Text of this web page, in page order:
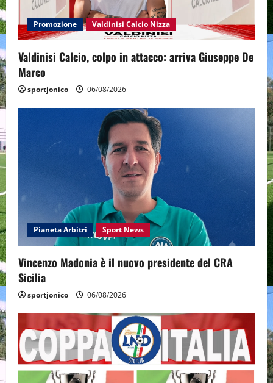
Promozione Valdinisi Calcio Nizza
Valdinisi Calcio, colpo in attacco: arriva Giuseppe De
Marco
sportjonico 06/08/2026
Pianeta Arbitri Sport News
Vincenzo Madonia è il nuovo presidente del CRA
Sicilia
sportjonico 06/08/2026